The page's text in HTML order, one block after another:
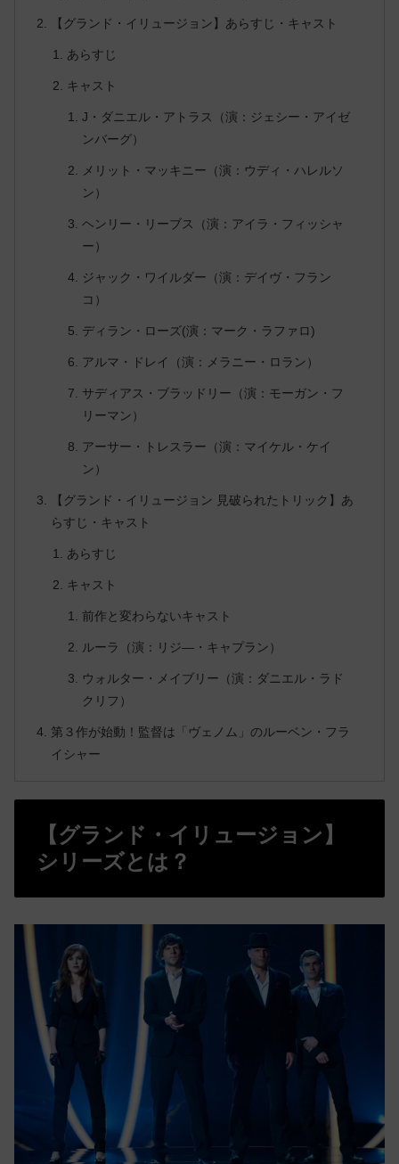
【グランド・イリュージョン】あらすじ・キャスト
あらすじ
キャスト
J・ダニエル・アトラス（演：ジェシー・アイゼ
ンバーグ）
メリット・マッキニー（演：ウディ・ハレルソ
ン）
ヘンリー・リーブス（演：アイラ・フィッシャ
ー）
ジャック・ワイルダー（演：デイヴ・フラン
コ）
ディラン・ローズ(演：マーク・ラファロ)
アルマ・ドレイ（演：メラニー・ロラン）
サディアス・ブラッドリー（演：モーガン・フ
リーマン）
アーサー・トレスラー（演：マイケル・ケイ
ン）
【グランド・イリュージョン 見破られたトリック】あ
らすじ・キャスト
あらすじ
キャスト
前作と変わらないキャスト
ルーラ（演：リジ―・キャプラン）
ウォルター・メイブリー（演：ダニエル・ラド
クリフ）
第３作が始動！監督は「ヴェノム」のルーベン・フラ
イシャー
【グランド・イリュージョン】
シリーズとは？